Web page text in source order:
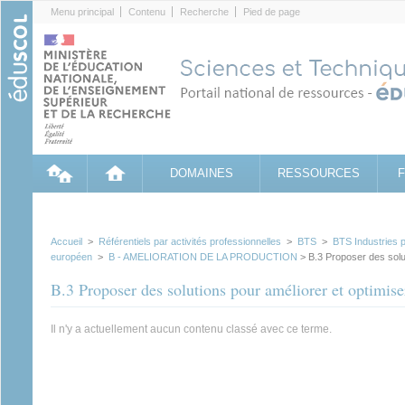
Menu principal Contenu Recherche Pied de page
DOMAINES RESSOURCES
Accueil > Référentiels par activités professionnelles > BTS > BTS Industries
européen > B - AMELIORATION DE LA PRODUCTION > B.3 Proposer des
B.3 Proposer des solutions pour améliorer et
Il n'y a actuellement aucun contenu classé avec ce terme.